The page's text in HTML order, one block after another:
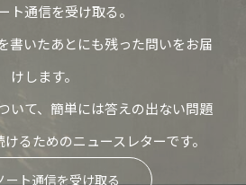
ト通信を受け取る。
書いたあとにも残った問いをお届
けします。
いて、簡単には答えの出ない問題
るためのニュースレターです。
ート通信を受け取る